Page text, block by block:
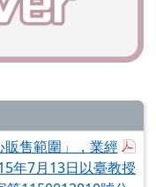
販售範圍」，業經
年7月13日以臺教授